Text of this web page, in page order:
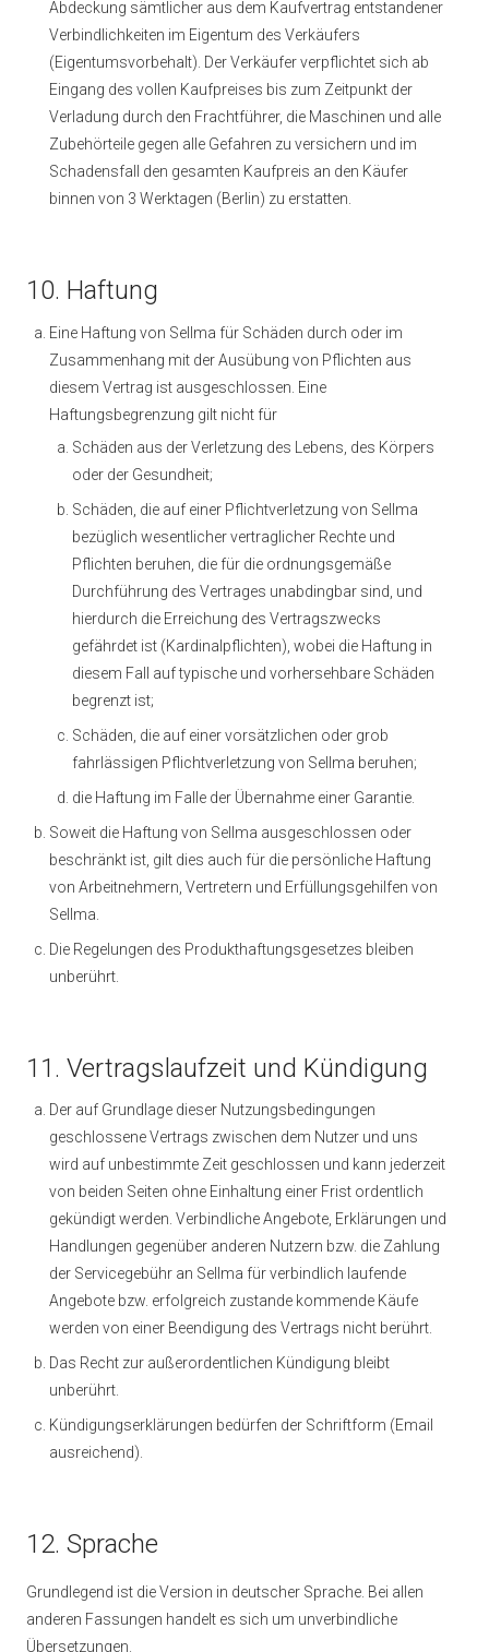
Abdeckung sämtlicher aus dem Kaufvertrag entstandener
Verbindlichkeiten im Eigentum des Verkäufers
(Eigentumsvorbehalt). Der Verkäufer verpflichtet sich ab
Eingang des vollen Kaufpreises bis zum Zeitpunkt der
Verladung durch den Frachtführer, die Maschinen und alle
Zubehörteile gegen alle Gefahren zu versichern und im
Schadensfall den gesamten Kaufpreis an den Käufer
binnen von 3 Werktagen (Berlin) zu erstatten.
10. Haftung
Eine Haftung von Sellma für Schäden durch oder im
Zusammenhang mit der Ausübung von Pflichten aus
diesem Vertrag ist ausgeschlossen. Eine
Haftungsbegrenzung gilt nicht für
Schäden aus der Verletzung des Lebens, des Körpers
oder der Gesundheit;
Schäden, die auf einer Pflichtverletzung von Sellma
bezüglich wesentlicher vertraglicher Rechte und
Pflichten beruhen, die für die ordnungsgemäße
Durchführung des Vertrages unabdingbar sind, und
hierdurch die Erreichung des Vertragszwecks
gefährdet ist (Kardinalpflichten), wobei die Haftung in
diesem Fall auf typische und vorhersehbare Schäden
begrenzt ist;
Schäden, die auf einer vorsätzlichen oder grob
fahrlässigen Pflichtverletzung von Sellma beruhen;
die Haftung im Falle der Übernahme einer Garantie.
Soweit die Haftung von Sellma ausgeschlossen oder
beschränkt ist, gilt dies auch für die persönliche Haftung
von Arbeitnehmern, Vertretern und Erfüllungsgehilfen von
Sellma.
Die Regelungen des Produkthaftungsgesetzes bleiben
unberührt.
11. Vertragslaufzeit und Kündigung
Der auf Grundlage dieser Nutzungsbedingungen
geschlossene Vertrags zwischen dem Nutzer und uns
wird auf unbestimmte Zeit geschlossen und kann jederzeit
von beiden Seiten ohne Einhaltung einer Frist ordentlich
gekündigt werden. Verbindliche Angebote, Erklärungen und
Handlungen gegenüber anderen Nutzern bzw. die Zahlung
der Servicegebühr an Sellma für verbindlich laufende
Angebote bzw. erfolgreich zustande kommende Käufe
werden von einer Beendigung des Vertrags nicht berührt.
Das Recht zur außerordentlichen Kündigung bleibt
unberührt.
Kündigungserklärungen bedürfen der Schriftform (Email
ausreichend).
12. Sprache
Grundlegend ist die Version in deutscher Sprache. Bei allen
anderen Fassungen handelt es sich um unverbindliche
Übersetzungen.